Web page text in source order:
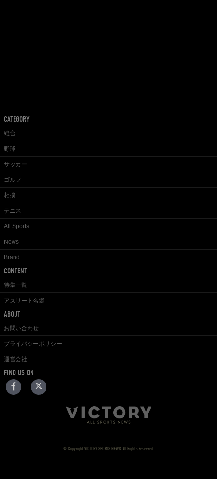
CATEGORY
総合
野球
サッカー
ゴルフ
相撲
テニス
All Sports
News
Brand
CONTENT
特集一覧
アスリート名鑑
ABOUT
お問い合わせ
プライバシーポリシー
運営会社
FIND US ON
© Copyright VICTORY SPORTS NEWS. All Rights Reserved.